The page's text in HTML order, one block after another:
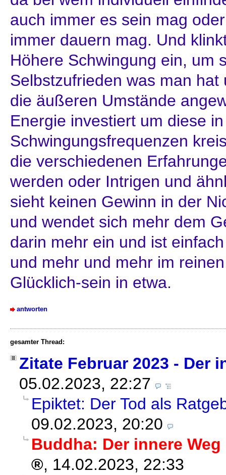
auch immer es sein mag
immer dauern mag. Und
Höhere Schwingung ein, um
Selbstzufrieden was man
die äußeren Umstände
Energie investiert um diese
Schwingungsfrequenzen
die verschiedenen
werden oder Intrigen und
sieht keinen Gewinn in der
und wendet sich mehr dem
darin mehr ein und ist
und mehr und mehr im
Glücklich-sein in etwa.
antworten
gesamter Thread:
Zitate Februar 2023 - Der
05.02.2023, 22:27
Epiktet: Der Tod als
09.02.2023, 20:20
Buddha: Der innere
, 14.02.2023, 22:33